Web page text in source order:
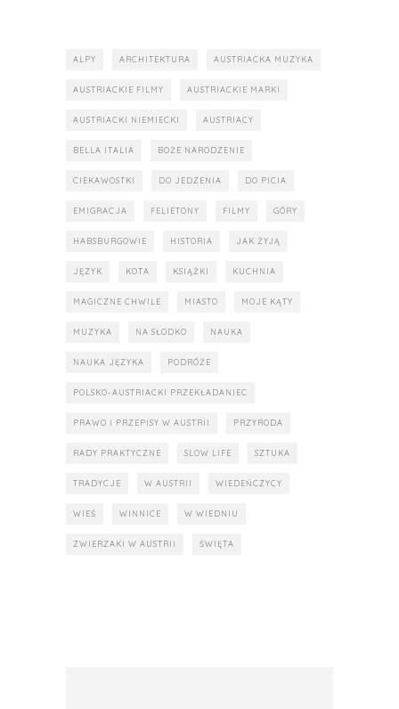
ALPY ARCHITEKTURA AUSTRIACKA MUZYKA
AUSTRIACKIE FILMY AUSTRIACKIE MARKI
AUSTRIACKI NIEMIECKI AUSTRIACY
BELLA ITALIA BOŻE NARODZENIE
CIEKAWOSTKI DO JEDZENIA DO PICIA
EMIGRACJA FELIETONY FILMY GÓRY
HABSBURGOWIE HISTORIA JAK ŻYJĄ
JĘZYK KOTA KSIĄŻKI KUCHNIA
MAGICZNE CHWILE MIASTO MOJE KĄTY
MUZYKA NA SŁODKO NAUKA
NAUKA JĘZYKA PODRÓŻE
POLSKO-AUSTRIACKI PRZEKŁADANIEC
PRAWO I PRZEPISY W AUSTRII PRZYRODA
RADY PRAKTYCZNE SLOW LIFE SZTUKA
TRADYCJE W AUSTRII WIEDEŃCZYCY
WIEŚ WINNICE W WIEDNIU
ZWIERZAKI W AUSTRII ŚWIĘTA